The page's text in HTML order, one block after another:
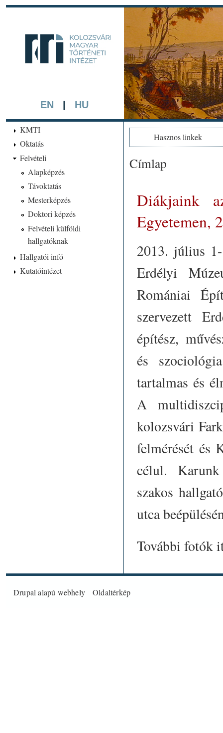
EN HU
A háttérben részlet a
készített színezett
KMTI
Oktatás
Felvételi
Alapképzés
Távoktatás
Mesterképzés
Doktori képzés
Felvételi külföldi
hallgatóknak
Hallgatói infó
Kutatóintézet
Hasznos linkek
Jelenlegi hely
Címlap
Diákjaink
Egyetemen,
2013. július
Erdélyi
Romániai
szervezett
építész,
és
tartalmas és
A
kolozsvári
felmérését és
célul.
szakos
utca
További fotók
Drupal alapú webhely Oldaltérkép